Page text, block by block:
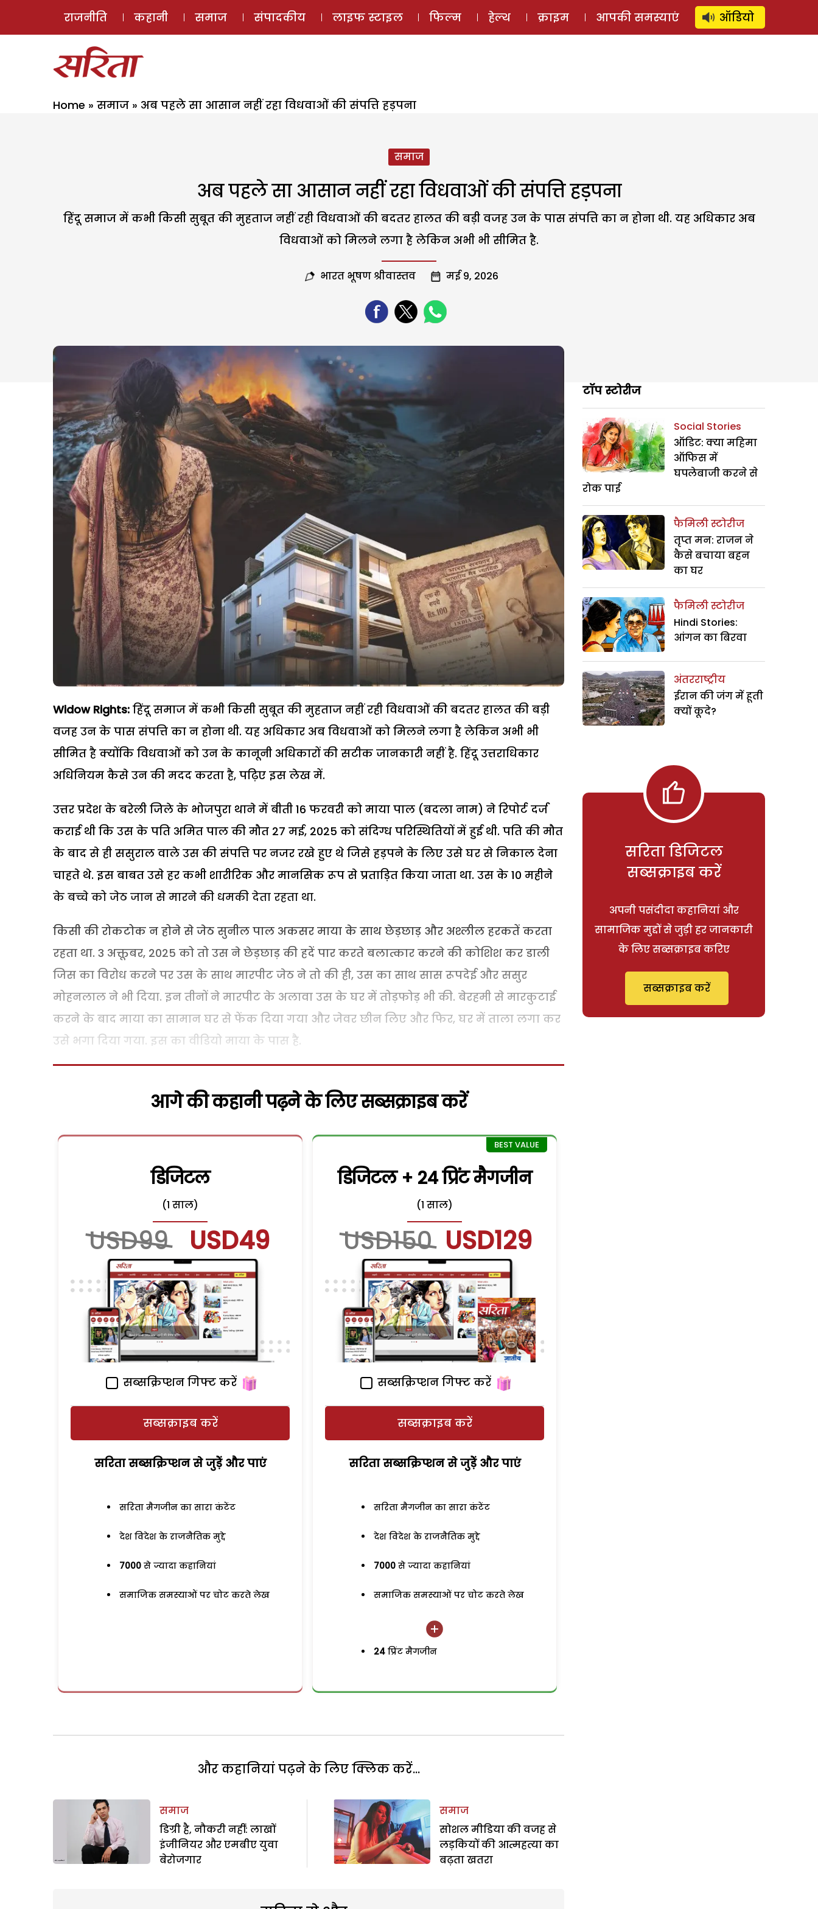
ई-मैगज़ीन ऑडियो स्टोरी लॉग इन ⚲ SUBSCRIBE
राजनीति कहानी समाज संपादकीय लाइफ स्टाइल फिल्म हेल्थ क्राइम आपकी समस्याएं ऑडियो
Home » समाज » अब पहले सा आसान नहीं रहा विधवाओं की संपत्ति हड़पना
समाज
अब पहले सा आसान नहीं रहा विधवाओं की संपत्ति हड़पना
हिंदू समाज में कभी किसी सुबूत की मुहताज नहीं रही विधवाओं की बदतर हालत की बड़ी वजह उन के पास संपत्ति का न होना थी. यह अधिकार अब
विधवाओं को मिलने लगा है लेकिन अभी भी सीमित है.
भारत भूषण श्रीवास्तव मई 9, 2026
Widow Rights: हिंदू समाज में कभी किसी सुबूत की मुहताज नहीं रही विधवाओं की बदतर हालत की बड़ी
वजह उन के पास संपत्ति का न होना थी. यह अधिकार अब विधवाओं को मिलने लगा है लेकिन अभी भी
सीमित है क्योंकि विधवाओं को उन के कानूनी अधिकारों की सटीक जानकारी नहीं है. हिंदू उत्तराधिकार
अधिनियम कैसे उन की मदद करता है, पढ़िए इस लेख में.
उत्तर प्रदेश के बरेली जिले के भोजपुरा थाने में बीती 16 फरवरी को माया पाल (बदला नाम) ने रिपोर्ट दर्ज
कराई थी कि उस के पति अमित पाल की मौत 27 मई, 2025 को संदिग्ध परिस्थितियों में हुई थी. पति की मौत
के बाद से ही ससुराल वाले उस की संपत्ति पर नजर रखे हुए थे जिसे हड़पने के लिए उसे घर से निकाल देना
चाहते थे. इस बाबत उसे हर कभी शारीरिक और मानसिक रूप से प्रताड़ित किया जाता था. उस के 10 महीने
के बच्चे को जेठ जान से मारने की धमकी देता रहता था.
किसी की रोकटोक न होने से जेठ सुनील पाल अकसर माया के साथ छेड़छाड़ और अश्लील हरकतें करता
रहता था. 3 अक्तूबर, 2025 को तो उस ने छेड़छाड़ की हदें पार करते बलात्कार करने की कोशिश कर डाली
जिस का विरोध करने पर उस के साथ मारपीट जेठ ने तो की ही, उस का साथ सास रूपदेई और ससुर
मोहनलाल ने भी दिया. इन तीनों ने मारपीट के अलावा उस के घर में तोड़फोड़ भी की. बेरहमी से मारकुटाई
करने के बाद माया का सामान घर से फेंक दिया गया और जेवर छीन लिए और फिर, घर में ताला लगा कर
उसे भगा दिया गया. इस का वीडियो माया के पास है.
आगे की कहानी पढ़ने के लिए सब्सक्राइब करें
डिजिटल
(1 साल)
USD99 USD49
सब्सक्रिप्शन गिफ्ट करें
सब्सक्राइब करें
सरिता सब्सक्रिप्शन से जुड़ेें और पाएं
सरिता मैगजीन का सारा कंटेंट
देश विदेश के राजनैतिक मुद्दे
7000 से ज्यादा कहानियां
समाजिक समस्याओं पर चोट करते लेख
डिजिटल + 24 प्रिंट मैगजीन
(1 साल)
USD150 USD129
सब्सक्रिप्शन गिफ्ट करें
सब्सक्राइब करें
सरिता सब्सक्रिप्शन से जुड़ेें और पाएं
सरिता मैगजीन का सारा कंटेंट
देश विदेश के राजनैतिक मुद्दे
7000 से ज्यादा कहानियां
समाजिक समस्याओं पर चोट करते लेख
24 प्रिंट मैगजीन
और कहानियां पढ़ने के लिए क्लिक करें...
समाज
डिग्री है, नौकरी नहीं: लाखों
इंजीनियर और एमबीए युवा
बेरोजगार
समाज
सोशल मीडिया की वजह से
लड़कियों की आत्महत्या का
बढ़ता खतरा
टॉप स्टोरीज
Social Stories
ऑडिट: क्या महिमा
ऑफिस में
घपलेबाजी करने से
रोक पाई
फैमिली स्टोरीज
तृप्त मन: राजन ने
कैसे बचाया बहन
का घर
फैमिली स्टोरीज
Hindi Stories:
आंगन का बिरवा
अंतरराष्ट्रीय
ईरान की जंग में हूती
क्यों कूदे?
सरिता डिजिटल
सब्सक्राइब करें
अपनी पसंदीदा कहानियां और
सामाजिक मुद्दों से जुड़ी हर जानकारी
के लिए सब्सक्राइब करिए
सब्सक्राइब करें